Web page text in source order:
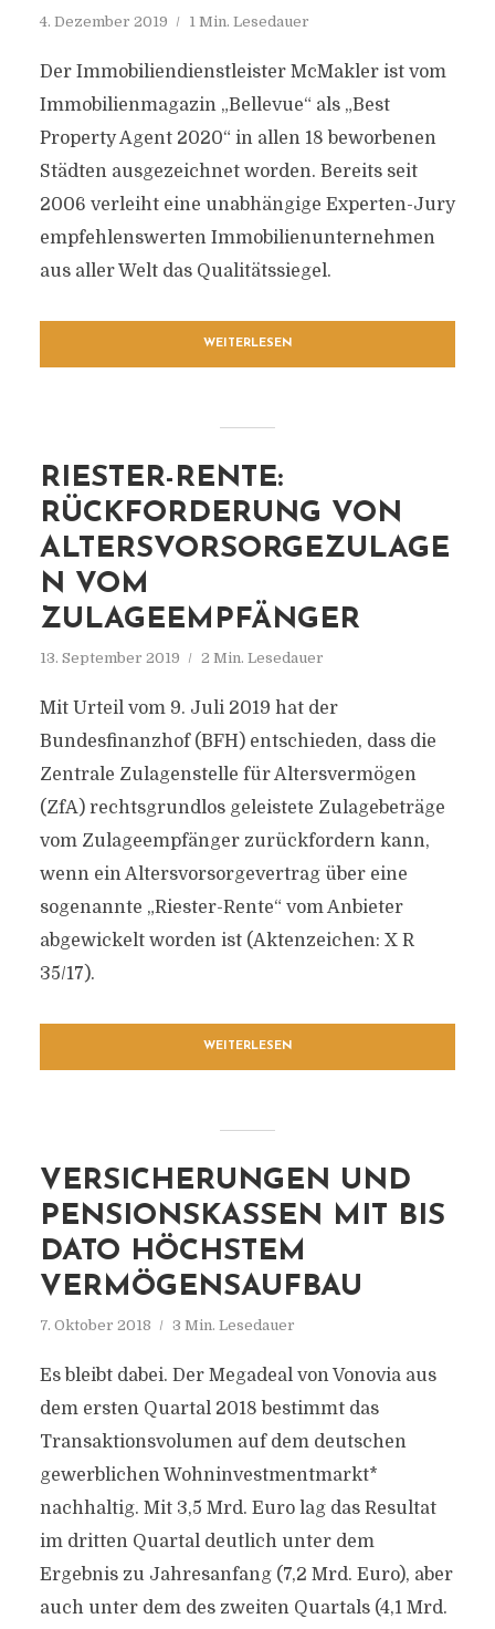
4. Dezember 2019 1 Min. Lesedauer
Der Immobiliendienstleister McMakler ist vom
Immobilienmagazin „Bellevue“ als „Best
Property Agent 2020“ in allen 18 beworbenen
Städten ausgezeichnet worden. Bereits seit
2006 verleiht eine unabhängige Experten-Jury
empfehlenswerten Immobilienunternehmen
aus aller Welt das Qualitätssiegel.
WEITERLESEN
RIESTER-RENTE:
RÜCKFORDERUNG VON
ALTERSVORSORGEZULAGE
N VOM
ZULAGEEMPFÄNGER
13. September 2019 2 Min. Lesedauer
Mit Urteil vom 9. Juli 2019 hat der
Bundesfinanzhof (BFH) entschieden, dass die
Zentrale Zulagenstelle für Altersvermögen
(ZfA) rechtsgrundlos geleistete Zulagebeträge
vom Zulageempfänger zurückfordern kann,
wenn ein Altersvorsorgevertrag über eine
sogenannte „Riester-Rente“ vom Anbieter
abgewickelt worden ist (Aktenzeichen: X R
35/17).
WEITERLESEN
VERSICHERUNGEN UND
PENSIONSKASSEN MIT BIS
DATO HÖCHSTEM
VERMÖGENSAUFBAU
7. Oktober 2018 3 Min. Lesedauer
Es bleibt dabei. Der Megadeal von Vonovia aus
dem ersten Quartal 2018 bestimmt das
Transaktionsvolumen auf dem deutschen
gewerblichen Wohninvestmentmarkt*
nachhaltig. Mit 3,5 Mrd. Euro lag das Resultat
im dritten Quartal deutlich unter dem
Ergebnis zu Jahresanfang (7,2 Mrd. Euro), aber
auch unter dem des zweiten Quartals (4,1 Mrd.